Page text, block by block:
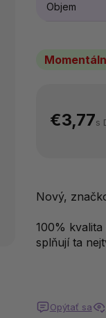
€3,77s
Nový,
100%
splňují ta
Opýtať sa
Objem